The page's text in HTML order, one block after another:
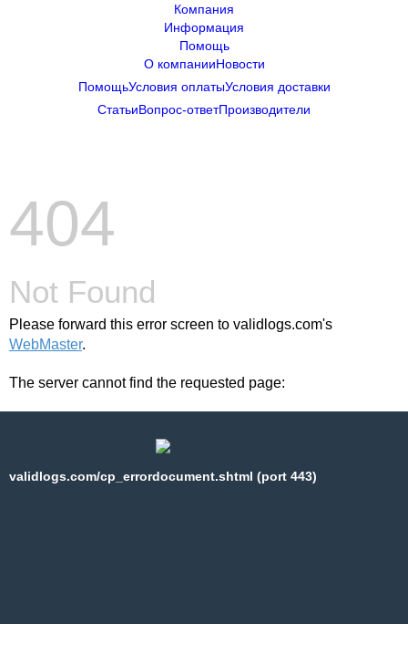
Компания
Информация
Помощь
О компанииНовости
ПомощьУсловия оплатыУсловия доставки
СтатьиВопрос-ответПроизводители
404
Not Found
Please forward this error screen to validlogs.com's
WebMaster.
The server cannot find the requested page:
validlogs.com/cp_errordocument.shtml (port 443)